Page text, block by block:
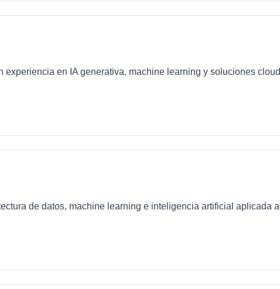
en IA generativa, machine learning y soluciones cloud
de datos, machine learning e inteligencia artificial aplicada a